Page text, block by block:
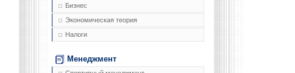
Бизнес
Экономическая теория
Налоги
Менеджмент